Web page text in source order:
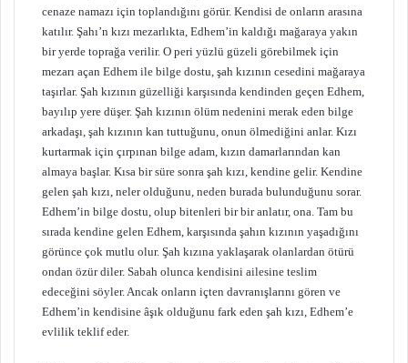
cenaze namazı için toplandığını görür. Kendisi de onların arasına
katılır. Şahı’n kızı mezarlıkta, Edhem’in kaldığı mağaraya yakın
bir yerde toprağa verilir. O peri yüzlü güzeli görebilmek için
mezarı açan Edhem ile bilge dostu, şah kızının cesedini mağaraya
taşırlar. Şah kızının güzelliği karşısında kendinden geçen Edhem,
bayılıp yere düşer. Şah kızının ölüm nedenini merak eden bilge
arkadaşı, şah kızının kan tuttuğunu, onun ölmediğini anlar. Kızı
kurtarmak için çırpınan bilge adam, kızın damarlarından kan
almaya başlar. Kısa bir süre sonra şah kızı, kendine gelir. Kendine
gelen şah kızı, neler olduğunu, neden burada bulunduğunu sorar.
Edhem’in bilge dostu, olup bitenleri bir bir anlatır, ona. Tam bu
sırada kendine gelen Edhem, karşısında şahın kızının yaşadığını
görünce çok mutlu olur. Şah kızına yaklaşarak olanlardan ötürü
ondan özür diler. Sabah olunca kendisini ailesine teslim
edeceğini söyler. Ancak onların içten davranışlarını gören ve
Edhem’in kendisine âşık olduğunu fark eden şah kızı, Edhem’e
evlilik teklif eder.